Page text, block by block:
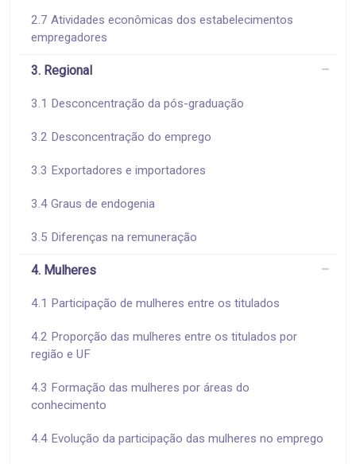
2.7 Atividades econômicas dos estabelecimentos
empregadores
3. Regional
3.1 Desconcentração da pós-graduação
3.2 Desconcentração do emprego
3.3 Exportadores e importadores
3.4 Graus de endogenia
3.5 Diferenças na remuneração
4. Mulheres
4.1 Participação de mulheres entre os titulados
4.2 Proporção das mulheres entre os titulados por
região e UF
4.3 Formação das mulheres por áreas do
conhecimento
4.4 Evolução da participação das mulheres no emprego